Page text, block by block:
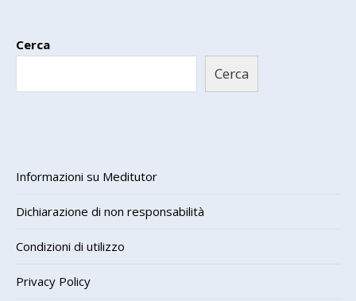
Cerca
Cerca
Informazioni su Meditutor
Dichiarazione di non responsabilità
Condizioni di utilizzo
Privacy Policy